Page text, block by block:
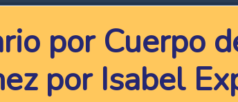
por Cuerpo
por Isabel